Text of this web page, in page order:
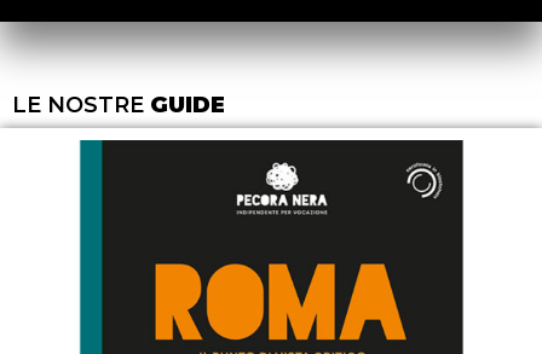
LE NOSTRE GUIDE